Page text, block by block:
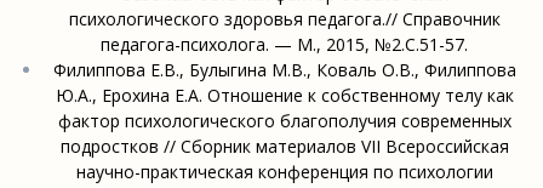
психологического здоровья педагога.// Справочник
педагога-психолога. — М., 2015, №2.С.51-57.
Филиппова Е.В., Булыгина М.В., Коваль О.В., Филиппова
Ю.А., Ерохина Е.А. Отношение к собственному телу как
фактор психологического благополучия современных
подростков // Сборник материалов VII Всероссийская
научно-практическая конференция по психологии